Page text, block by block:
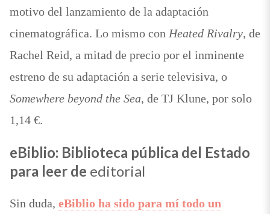
motivo del lanzamiento de la adaptación
cinematográfica. Lo mismo con Heated Rivalry, de
Rachel Reid, a mitad de precio por el inminente
estreno de su adaptación a serie televisiva, o
Somewhere beyond the Sea, de TJ Klune, por solo
1,14 €.
eBiblio: Biblioteca pública del Estado
para leer de editorial
Sin duda, eBiblio ha sido para mí todo un